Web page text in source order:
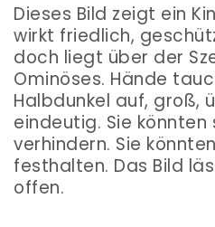
Dieses Bild zeigt ein
wirkt friedlich,
doch liegt über der
Ominöses. Hände
Halbdunkel auf, groß,
eindeutig. Sie
verhindern. Sie
festhalten. Das Bild
offen.